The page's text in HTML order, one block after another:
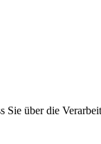
Sie über die